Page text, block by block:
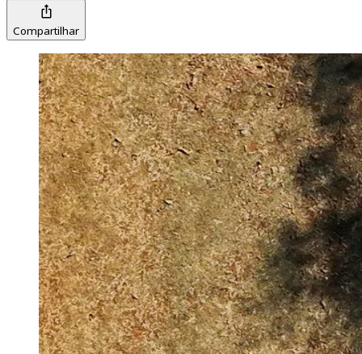
Compartilhar